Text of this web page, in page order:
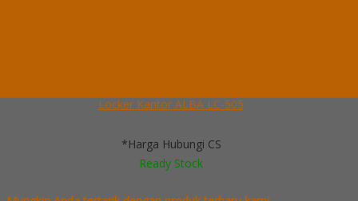
Locker Kantor ALBA LC-505
*Harga Hubungi CS
Ready Stock